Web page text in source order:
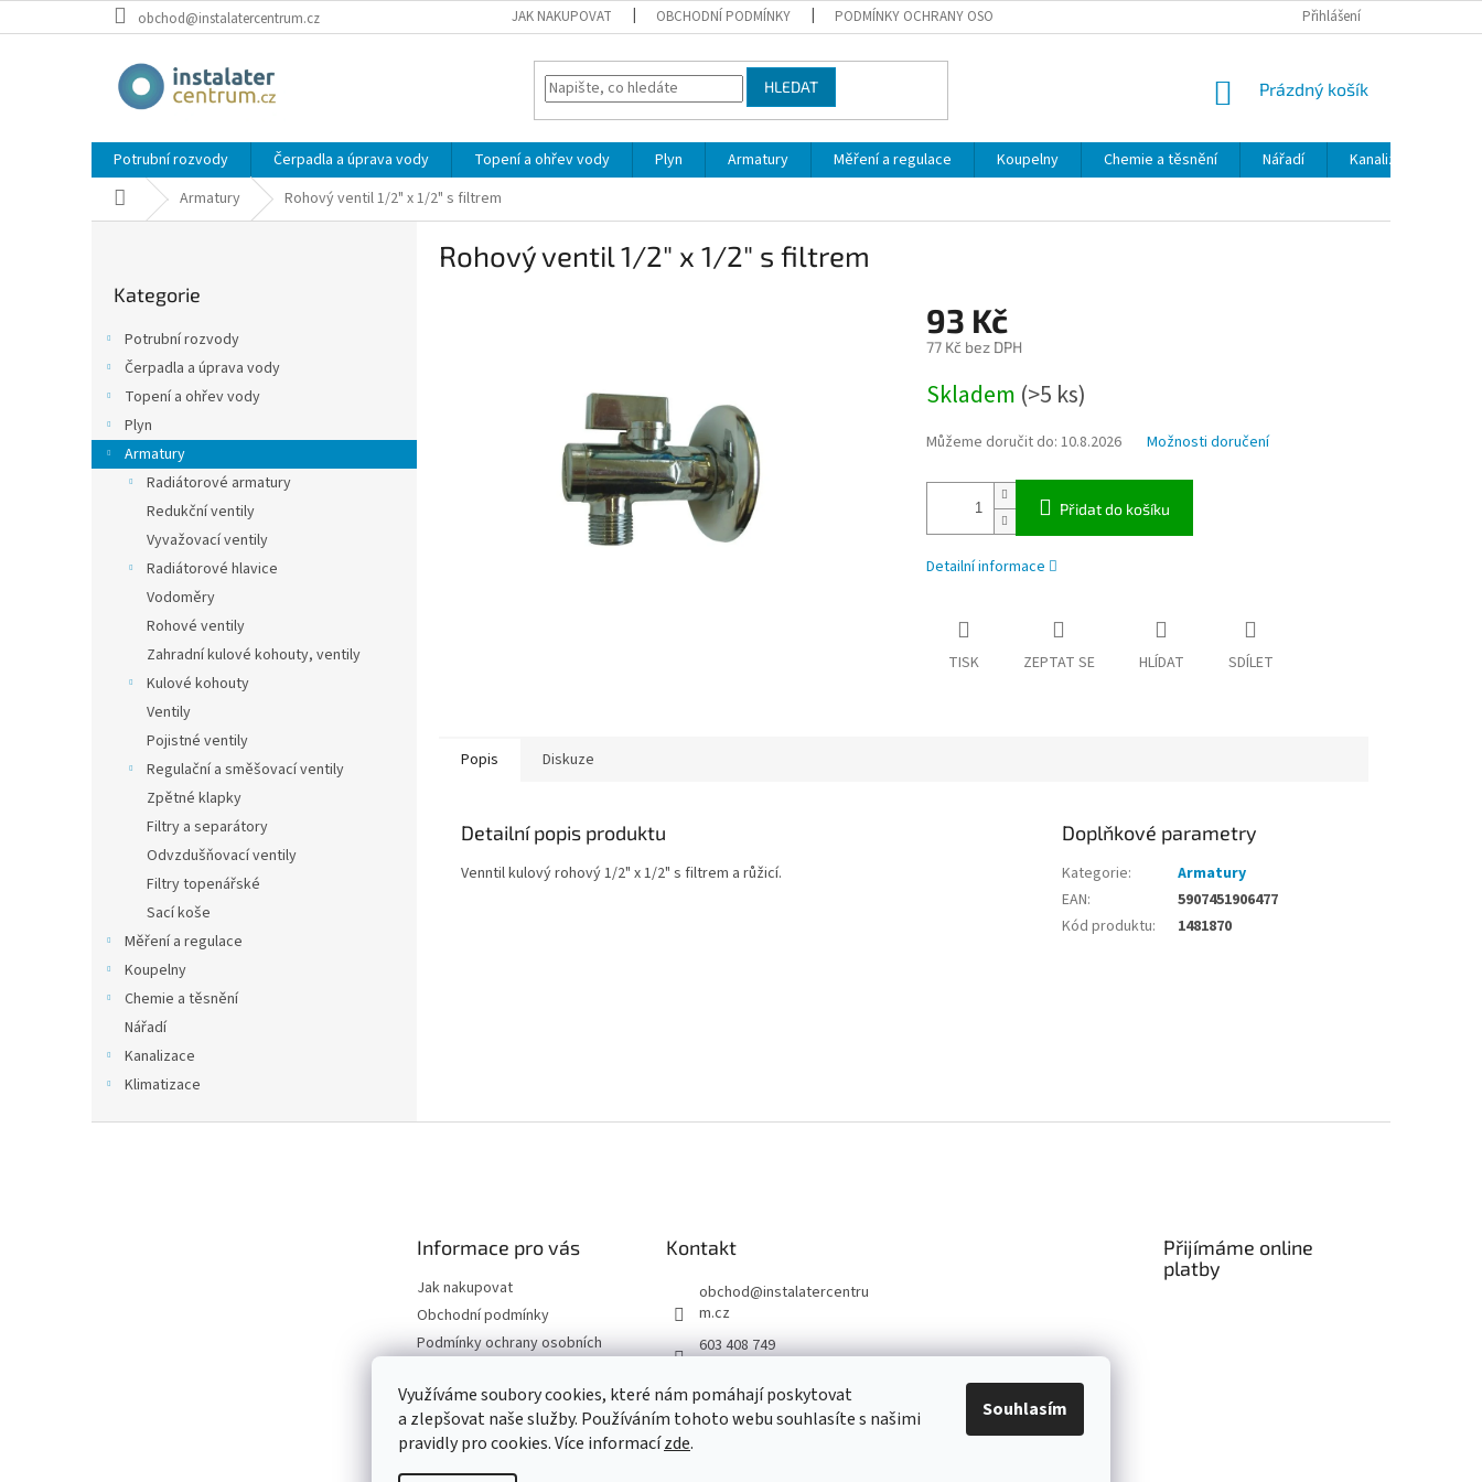
Využíváme soubory cookies, které nám pomáhají poskytovat
a zlepšovat naše služby. Používáním tohoto webu souhlasíte s našimi
pravidly pro cookies. Více informacízde.
Souhlasím
na
obchod@instalatercentrum.cz JAK NAKUPOVAT OBCHODNÍ PODMÍNKY PODMÍNKY OCHRANY OSOBNÍCH ÚDAJŮ MOJE OBJEDNÁVKA
Přihlášení
HLEDAT
NÁKUPNÍ
Prázdný košík
Potrubní rozvody Čerpadla a úprava vody Topení a ohřev vody Plyn Armatury Měření a regulace Koupelny Chemie a těsnění Nářadí Kanalizace
Domů Armatury Rohový ventil 1/2" x 1/2" s filtrem
a
kategorie
Kategorie
Potrubní rozvody
Čerpadla a úprava vody
Topení a ohřev vody
Plyn
Armatury
Radiátorové armatury
Redukční ventily
Vyvažovací ventily
Radiátorové hlavice
Vodoměry
Rohové ventily
Zahradní kulové kohouty, ventily
Kulové kohouty
Ventily
Pojistné ventily
Regulační a směšovací ventily
Zpětné klapky
Filtry a separátory
Odvzdušňovací ventily
Filtry topenářské
Sací koše
Měření a regulace
Koupelny
Chemie a těsnění
Nářadí
Kanalizace
Klimatizace
Rohový ventil 1/2" x 1/2" s filtrem
93 Kč
77 Kč bez DPH
cena:
Skladem (>5 ks)
Můžeme doručit do: 10.8.2026 Možnosti doručení
Přidat do košíku
Detailní informace
TISK ZEPTAT SE HLÍDAT SDÍLET
Popis Diskuze
Detailní popis produktu
Venntil kulový rohový 1/2" x 1/2" s filtrem a růžicí.
Doplňkové parametry
Kategorie:
Armatury
EAN:
5907451906477
Kód produktu: 1481870
Informace pro vás
Jak nakupovat
Obchodní podmínky
Podmínky ochrany osobních
Odstoupení od smlouvy
Moje objednávka
Kontakt
obchod@instalatercentru
m.cz
603 408 749
Přijímáme online
platby